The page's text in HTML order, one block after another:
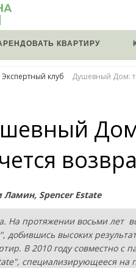
КВАРТИРУ
Экспертный клуб Душевный Дом:
Ламин, Spencer Estate
На протяжении восьми лет
добившись высоких
В 2010 году совместно с
специализирующееся на